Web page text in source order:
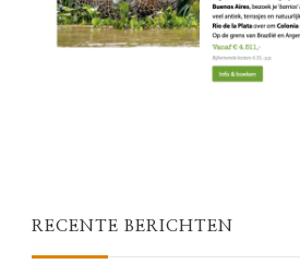
RECENTE BERICHTEN